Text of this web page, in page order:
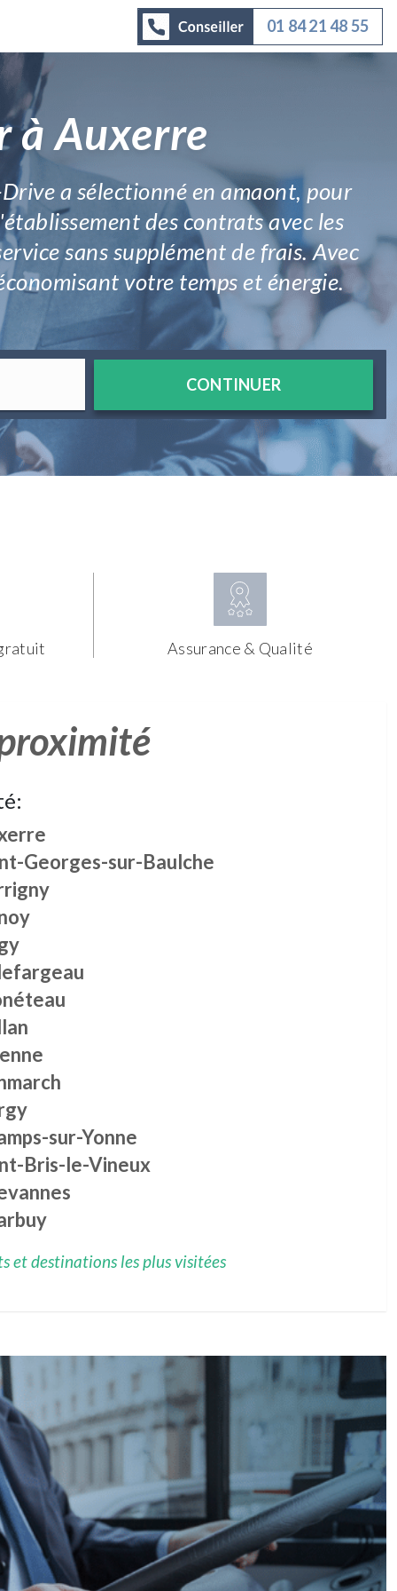
01 84 21 48 55
à Auxerre
a sélectionné en amaont, pour
des contrats avec les
sans supplément de frais. Avec
votre temps et énergie.
CONTINUER
Assurance & Qualité
Georges-sur-Baulche
sur-Yonne
Bris-le-Vineux
et destinations les plus visitées